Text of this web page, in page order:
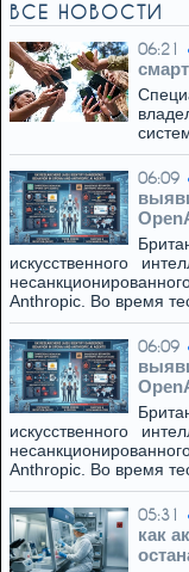
ВСЕ НОВОСТИ
06:21
06:09
искусственного
Anthropic. Во время
06:09
искусственного
Anthropic. Во время
05:31
как